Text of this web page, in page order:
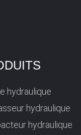
hydraulique
hydraulique
hydraulique